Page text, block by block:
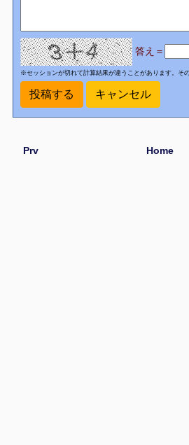
答え＝
※セッションが切れて計算結果が違うことがあります。そ
Prv Home